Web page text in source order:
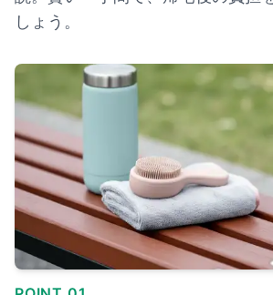
しょう。